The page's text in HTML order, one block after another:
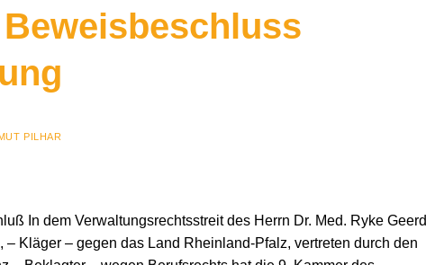
PILHAR
In dem Verwaltungsrechtsstreit des Herrn Dr. Med. Ryke Geerd
– Kläger – gegen das Land Rheinland-Pfalz, vertreten durch den